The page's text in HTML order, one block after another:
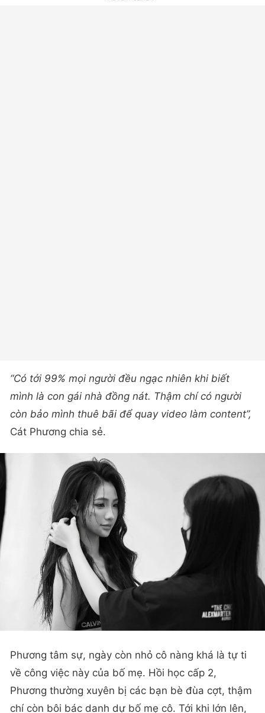
“Có tới 99% mọi người đều ngạc nhiên khi biết
mình là con gái nhà đồng nát. Thậm chí có người
còn bảo mình thuê bãi để quay video làm content”,
Cát Phương chia sẻ.
Phương tâm sự, ngày còn nhỏ cô nàng khá là tự ti
về công việc này của bố mẹ. Hồi học cấp 2,
Phương thường xuyên bị các bạn bè đùa cợt, thậm
chí còn bôi bác danh dự bố mẹ cô. Tới khi lớn lên,